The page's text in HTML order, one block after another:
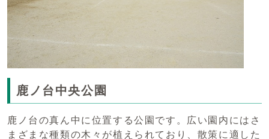
鹿ノ台中央公園
鹿ノ台の真ん中に位置する公園です。広い園内にはさ
まざまな種類の木々が植えられており、散策に適した